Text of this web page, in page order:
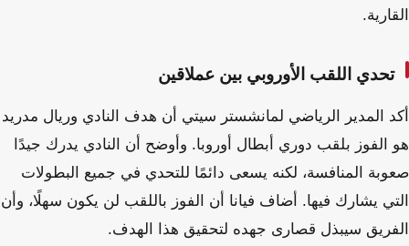
القارية.
تحدي اللقب الأوروبي بين عملاقين
أكد المدير الرياضي لمانشستر سيتي أن هدف النادي وريال مدريد
هو الفوز بلقب دوري أبطال أوروبا. وأوضح أن النادي يدرك جيدًا
صعوبة المنافسة، لكنه يسعى دائمًا للتحدي في جميع البطولات
التي يشارك فيها. أضاف فيانا أن الفوز باللقب لن يكون سهلًا، وأن
الفريق سيبذل قصارى جهده لتحقيق هذا الهدف.